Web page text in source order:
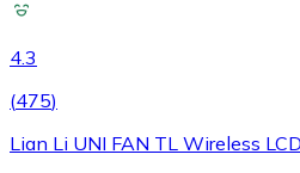
4.3
(475)
Lian Li UNI FAN TL Wireless